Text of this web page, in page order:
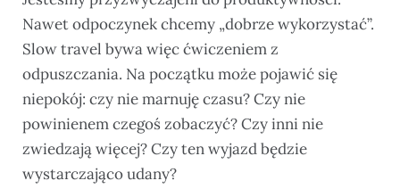
Nawet odpoczynek chcemy „dobrze wykorzystać”.
Slow travel bywa więc ćwiczeniem z
odpuszczania. Na początku może pojawić się
niepokój: czy nie marnuję czasu? Czy nie
powinienem czegoś zobaczyć? Czy inni nie
zwiedzają więcej? Czy ten wyjazd będzie
wystarczająco udany?